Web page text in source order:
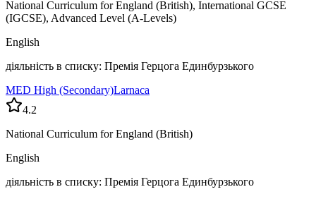
National Curriculum for England (British), International GCSE
(IGCSE), Advanced Level (A-Levels)
English
діяльність в списку: Премія Герцога Единбурзького
MED High (Secondary)Larnaca
4.2
National Curriculum for England (British)
English
діяльність в списку: Премія Герцога Единбурзького